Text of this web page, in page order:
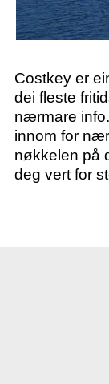
Costkey er
dei fleste
nærmare
innom for
nøkkelen på
deg vert for